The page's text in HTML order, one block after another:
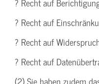
? Recht auf
? Recht auf
? Recht auf